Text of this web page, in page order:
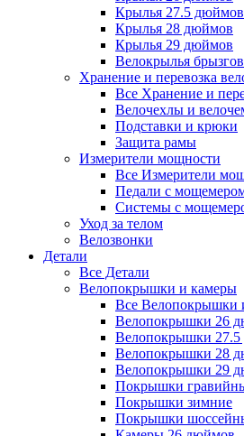
Крылья 27.5 дюймов
Крылья 28 дюймов
Крылья 29 дюймов
Велокрылья
Хранение и перевозка
Все Хранение и
Велочехлы и
Подставки и крюки
Защита рамы
Измерители мощности
Все Измерители
Педали с
Системы с
Уход за телом
Велозвонки
Детали
Все Детали
Велопокрышки и камеры
Все Велопокрышки
Велопокрышки 26
Велопокрышки
Велопокрышки 28
Велопокрышки 29
Покрышки
Покрышки зимние
Покрышки